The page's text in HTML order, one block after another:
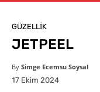
GÜZELLIK
JETPEEL
By Simge Ecemsu Soysal
17 Ekim 2024